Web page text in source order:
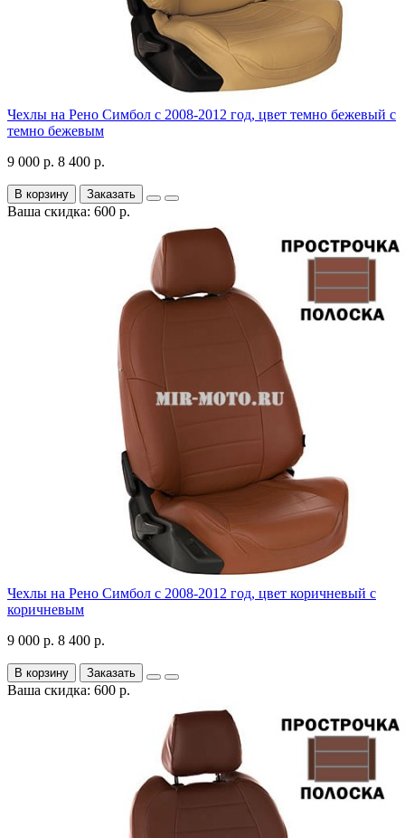
Чехлы на Рено Симбол с 2008-2012 год, цвет темно бежевый с
темно бежевым
9 000 р. 8 400 р.
В корзину Заказать
Ваша скидка: 600 р.
Чехлы на Рено Симбол с 2008-2012 год, цвет коричневый с
коричневым
9 000 р. 8 400 р.
В корзину Заказать
Ваша скидка: 600 р.